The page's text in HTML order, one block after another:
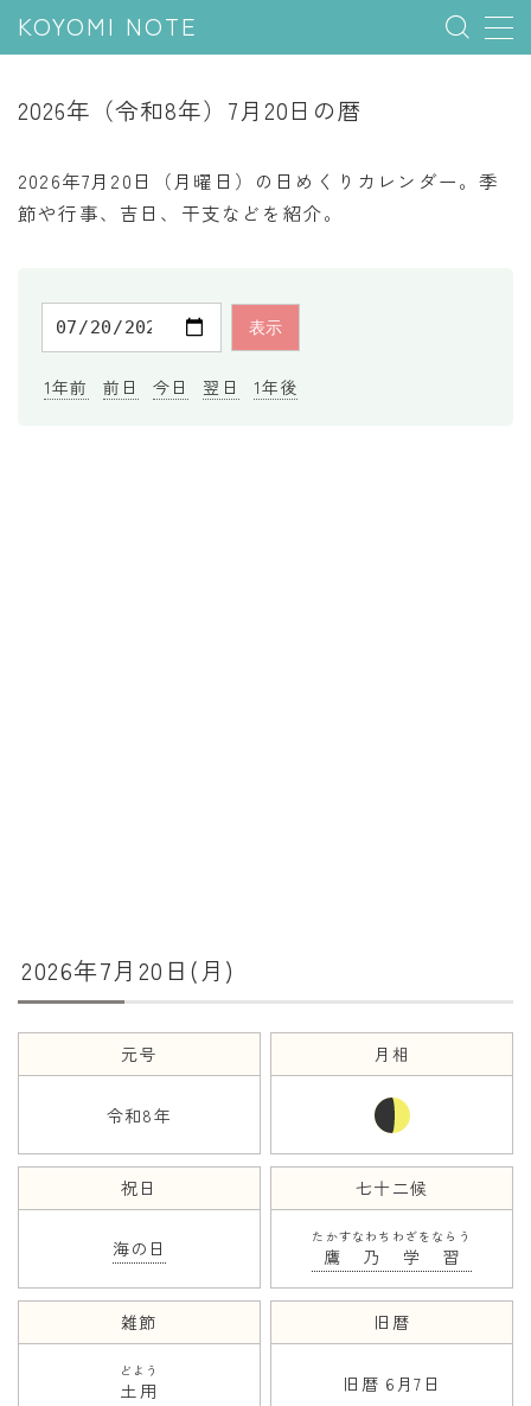
KOYOMI NOTE
五節句
二十四節気
二十八宿
二十七宿
誕生シンボル
年齢と学年
年齢・干支
子供のお祝い
長寿のお祝い
季節の工作
2026年（令和8年）7月20日の暦
2026年7月20日（月曜日）の日めくりカレンダー。季
節や行事、吉日、干支などを紹介。
1年前 前日 今日 翌日 1年後
2026年7月20日(月)
元号
令和8年
月相
祝日
海の日
七十二候
鷹乃学習
たかすなわちわざをならう
雑節
土用
どよう
旧暦
旧暦 6月7日